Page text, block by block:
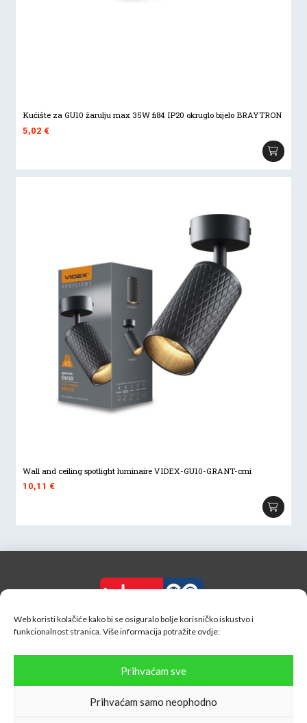
Web koristi kolačiće kako bi se osiguralo bolje korisničko iskustvo i
funkcionalnost stranica. Više informacija potražite ovdje:
Prihvaćam sve
Prihvaćam samo neophodno
Kućište za GU10 žarulju max 35W fi84 IP20 okruglo bijelo BRAYTRON
5,02€
Wall and ceiling spotlight luminaire VIDEX-GU10-GRANT-crni
10,11€
Inter H-B d.o.o.
098/ 323 - 159